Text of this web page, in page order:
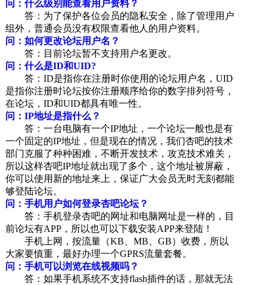
问：什么级别能查看用户资料？
答：为了保护各位会员的隐私安全，除了管理用户
组外，普通会员没有权限查看他人的用户资料。
问：如何更改论坛用户名？
答：目前论坛暂不支持用户名更改。
问：什么是ID和UID?
答：ID是指你在注册时你使用的论坛用户名，UID
是指你注册时论坛按你注册顺序给你的数字排列符号，
在论坛，ID和UID都具有唯一性。
问：IP地址是指什么？
答：一台电脑有一个IP地址，一个论坛一般也是有
一个固定的IP地址，但是现在的情况，我们杏吧的技术
部门克服了种种困难，不断开发技术，攻克技术难关，
所以这样杏吧IP地址就出现了多个，这个地址被屏蔽，
你可以使用新的地址来上，保证广大会员无时无刻都能
够登陆论坛。
问：手机用户如何登录杏吧论坛？
答：手机登录杏吧的网址和电脑网址是一样的，目
前论坛有APP，所以也可以下载安装APP来登陆！
手机上网，按流量（KB、MB、GB）收费，所以
大家要慎重，最好办理一个GPRS流量套餐。
问：手机可以浏览在线视频吗？
答：如果手机系统不支持flash插件的话，那就无法